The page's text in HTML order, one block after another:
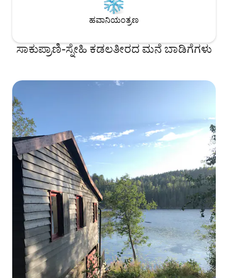
ಹವಾನಿಯಂತ್ರಣ
ಸಾಕುಪ್ರಾಣಿ-ಸ್ನೇಹಿ ಕಡಲತೀರದ ಮನೆ ಬಾಡಿಗೆಗಳು